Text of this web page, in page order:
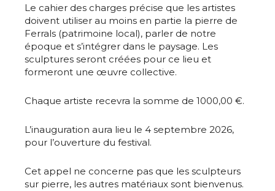
Le cahier des charges précise que les artistes
doivent utiliser au moins en partie la pierre de
Ferrals (patrimoine local), parler de notre
époque et s’intégrer dans le paysage. Les
sculptures seront créées pour ce lieu et
formeront une œuvre collective.
Chaque artiste recevra la somme de 1000,00 €.
L’inauguration aura lieu le 4 septembre 2026,
pour l’ouverture du festival.
Cet appel ne concerne pas que les sculpteurs
sur pierre, les autres matériaux sont bienvenus.